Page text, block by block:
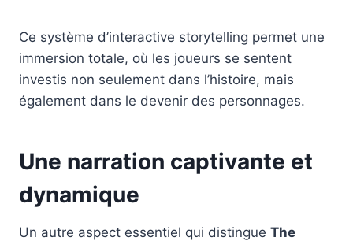
Ce système d’interactive storytelling permet une
immersion totale, où les joueurs se sentent
investis non seulement dans l’histoire, mais
également dans le devenir des personnages.
Une narration captivante et
dynamique
Un autre aspect essentiel qui distingue The